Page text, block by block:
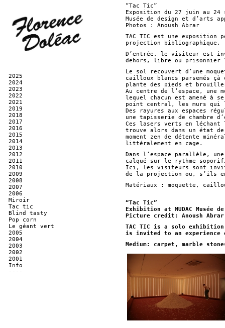
2025
2024
2023
2022
2021
2019
2018
2017
2016
2015
2014
2013
2012
2011
2010
2009
2008
2007
2006
Miroir
Tac tic
Blind tasty
Pop corn
Le géant vert
2005
2004
2003
2002
2001
Info
----
“Tac Tic”
Exposition du 27 juin au 24
Musée de design et d’arts
Photos : Anoush Abrar
TAC TIC est une exposition
projection bibliographique.
D’entrée, le visiteur est
dehors, libre ou prisonnier
Le sol recouvert d’une
cailloux blancs parsemés
plante des pieds et
Au centre de l’espace, une
lequel chacun est amené à
point central, les murs qui
Des rayures aux espaces
une tapisserie de chambre
Ces lasers verts en léchant
trouve alors dans un état
moment zen de détente
littéralement en cage.
Dans l’espace parallèle,
calqué sur le rythme
Ici, les visiteurs sont
de la projection ou, s’ils
Matériaux : moquette,
“Tac Tic”
Exhibition at MUDAC Musée
Picture credit: Anoush Abrar
TAC TIC is a solo
is invited to an
Medium: carpet, marble